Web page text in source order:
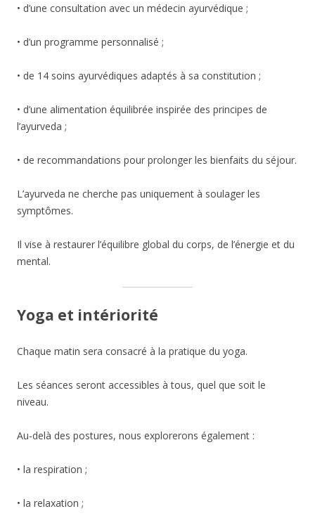
• d’une consultation avec un médecin ayurvédique ;
• d’un programme personnalisé ;
• de 14 soins ayurvédiques adaptés à sa constitution ;
• d’une alimentation équilibrée inspirée des principes de
l’ayurveda ;
• de recommandations pour prolonger les bienfaits du séjour.
L’ayurveda ne cherche pas uniquement à soulager les
symptômes.
Il vise à restaurer l’équilibre global du corps, de l’énergie et du
mental.
Yoga et intériorité
Chaque matin sera consacré à la pratique du yoga.
Les séances seront accessibles à tous, quel que soit le
niveau.
Au-delà des postures, nous explorerons également :
• la respiration ;
• la relaxation ;